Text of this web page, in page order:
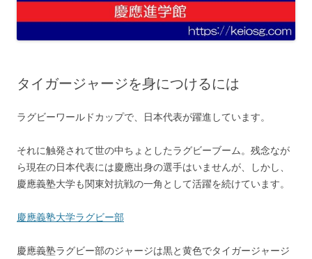
タイガージャージを身につけるには
ラグビーワールドカップで、日本代表が躍進しています。
それに触発されて世の中ちょとしたラグビーブーム。残念なが
ら現在の日本代表には慶應出身の選手はいませんが、しかし、
慶應義塾大学も関東対抗戦の一角として活躍を続けています。
慶應義塾大学ラグビー部
慶應義塾ラグビー部のジャージは黒と黄色でタイガージャージ